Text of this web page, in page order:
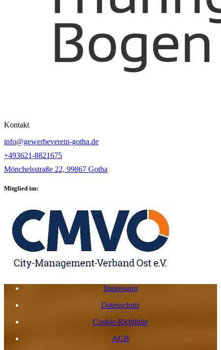
Kontakt
info@gewerbeverein-gotha.de
+493621-8821675
Mönchelsstraße 22, 99867 Gotha
Mitglied im:
Impressum
Datenschutz
Cookie-Richtlinie
AGB